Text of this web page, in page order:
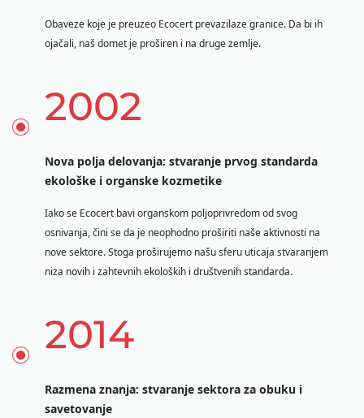
Obaveze koje je preuzeo Ecocert prevazilaze granice. Da bi ih
ojačali, naš domet je proširen i na druge zemlje.
2002
Nova polja delovanja: stvaranje prvog standarda
ekološke i organske kozmetike
Iako se Ecocert bavi organskom poljoprivredom od svog
osnivanja, čini se da je neophodno proširiti naše aktivnosti na
nove sektore. Stoga proširujemo našu sferu uticaja stvaranjem
niza novih i zahtevnih ekoloških i društvenih standarda.
2014
Razmena znanja: stvaranje sektora za obuku i
savetovanje